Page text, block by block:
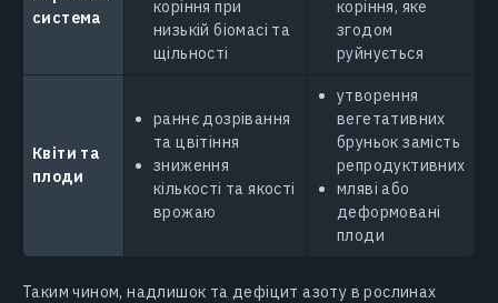
система
коріння при
низькій біомасі та
щільності
коріння, яке
згодом
руйнується
Квіти та
плоди
раннє дозрівання
та цвітіння
зниження
кількості та якості
врожаю
утворення
вегетативних
бруньок замість
репродуктивних
мляві або
деформовані
плоди
Таким чином, надлишок та дефіцит азоту в рослинах